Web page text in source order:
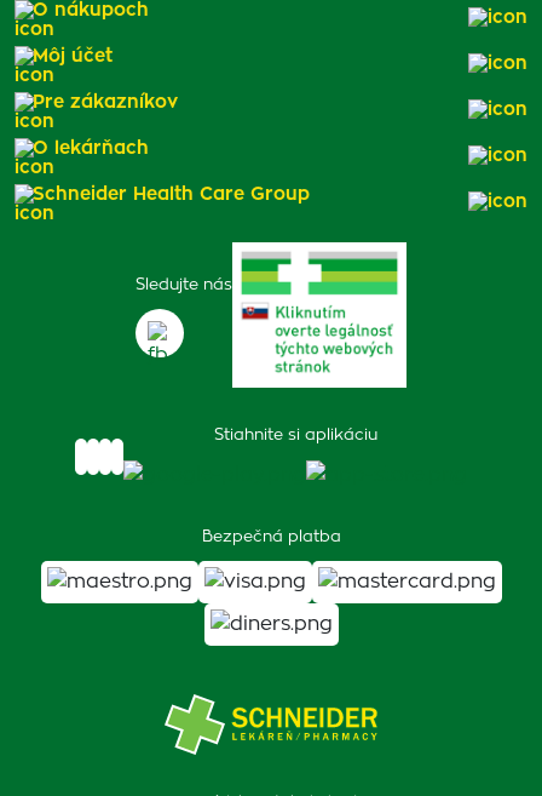
Sledujte nás
Stiahnite si aplikáciu
Bezpečná platba
O nákupoch
Môj účet
Pre zákazníkov
O lekárňach
Schneider Health Care Group